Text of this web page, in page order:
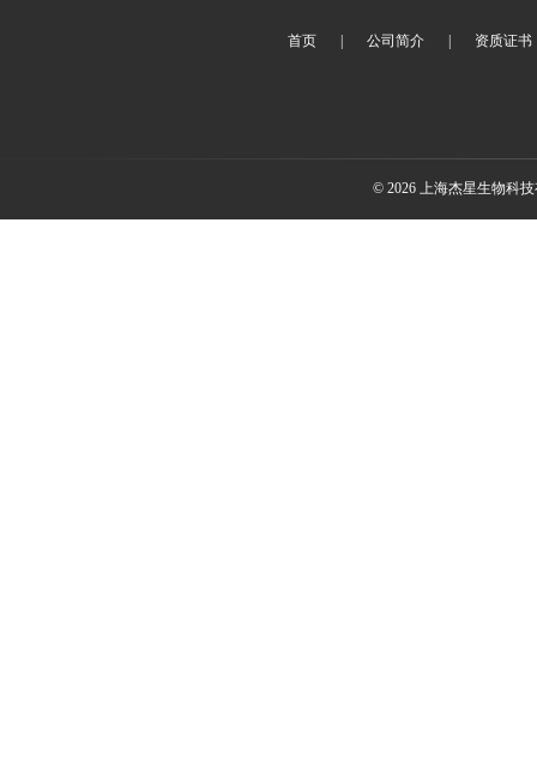
首页 公司简介 资质证书
© 2026 上海杰星生物科